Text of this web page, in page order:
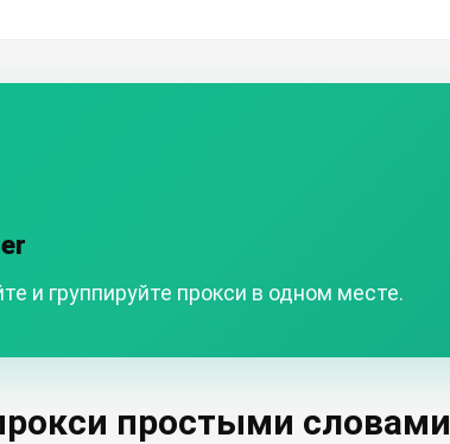
и группируйте прокси в одном месте.
простыми словами